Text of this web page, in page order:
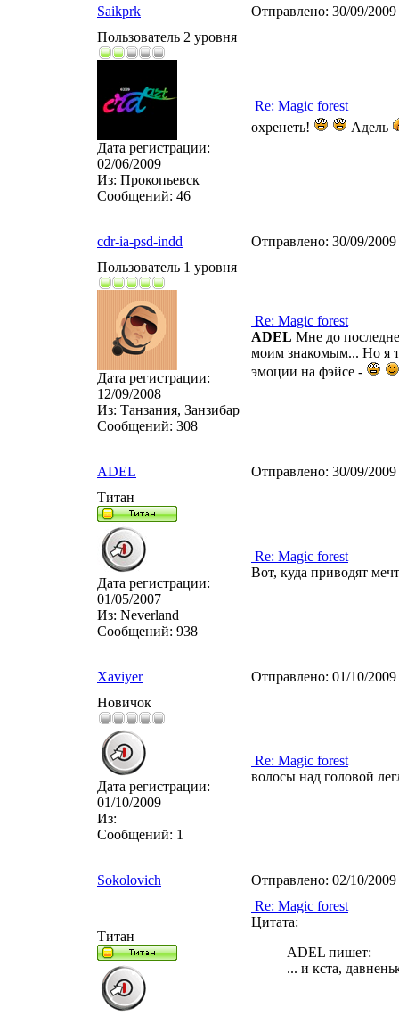
Saikprk Отправлено: 30/09/
Пользователь 2 уровня
Дата регистрации:
02/06/2009
Из: Прокопьевск
Сообщений: 46
Re: Magic forest
охренеть!
Адель
cdr-ia-psd-indd Отправлено: 30/09/
Пользователь 1 уровня
Дата регистрации:
12/09/2008
Из: Танзания, Занзибар
Сообщений: 308
Re: Magic forest
ADEL Мне до
моим знакомым... Но я
эмоции на фэйсе -
ADEL Отправлено: 30/09/
Титан
Дата регистрации:
01/05/2007
Из: Neverland
Сообщений: 938
Re: Magic forest
Вот, куда приводят
Xaviyer Отправлено: 01/10/
Новичок
Дата регистрации:
01/10/2009
Из:
Сообщений: 1
Re: Magic forest
волосы над головой
Sokolovich Отправлено: 02/10/
Титан
Re: Magic forest
Цитата:
ADEL пишет:
... и кста,